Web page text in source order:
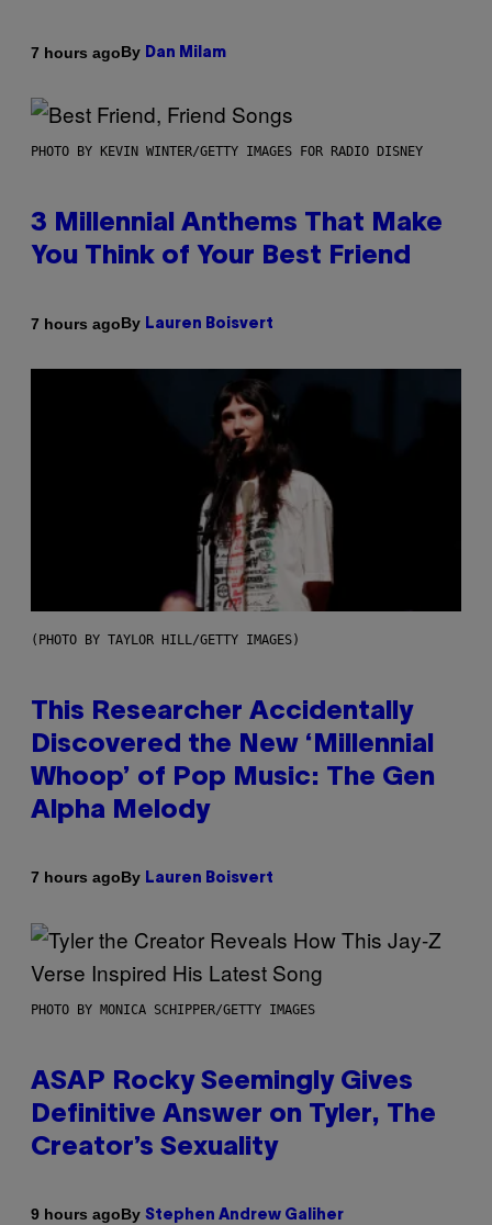
7 hours agoBy Dan Milam
PHOTO BY KEVIN WINTER/GETTY IMAGES FOR RADIO DISNEY
3 Millennial Anthems That Make
You Think of Your Best Friend
7 hours agoBy Lauren Boisvert
(PHOTO BY TAYLOR HILL/GETTY IMAGES)
This Researcher Accidentally
Discovered the New ‘Millennial
Whoop’ of Pop Music: The Gen
Alpha Melody
7 hours agoBy Lauren Boisvert
PHOTO BY MONICA SCHIPPER/GETTY IMAGES
ASAP Rocky Seemingly Gives
Definitive Answer on Tyler, The
Creator’s Sexuality
9 hours agoBy Stephen Andrew Galiher